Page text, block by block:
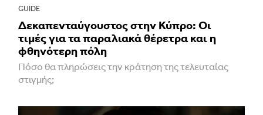
GUIDE
Δεκαπενταύγουστος στην Κύπρο: Οι
τιμές για τα παραλιακά θέρετρα και η
φθηνότερη πόλη
Πόσο θα πληρώσεις την κράτηση της τελευταίας
στιγμής;